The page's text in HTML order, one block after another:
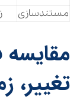
مستندسازی
تغییر،